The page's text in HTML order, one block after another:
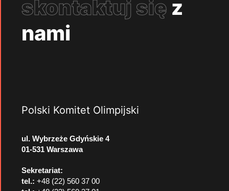
skontaktuj się z
nami
Polski Komitet Olimpijski
ul. Wybrzeże Gdyńskie 4
01-531 Warszawa
Sekretariat:
tel.: +48 (22) 560 37 00